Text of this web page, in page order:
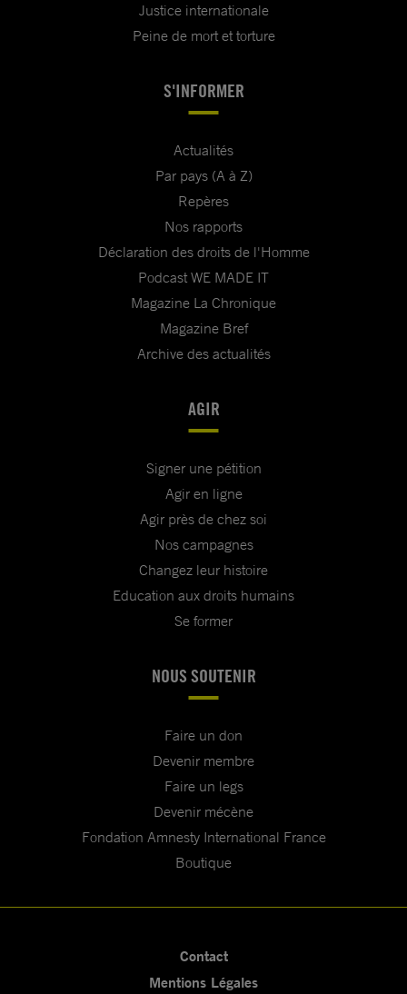
Justice internationale
Peine de mort et torture
S'INFORMER
Actualités
Par pays (A à Z)
Repères
Nos rapports
Déclaration des droits de l'Homme
Podcast WE MADE IT
Magazine La Chronique
Magazine Bref
Archive des actualités
AGIR
Signer une pétition
Agir en ligne
Agir près de chez soi
Nos campagnes
Changez leur histoire
Education aux droits humains
Se former
NOUS SOUTENIR
Faire un don
Devenir membre
Faire un legs
Devenir mécène
Fondation Amnesty International France
Boutique
Contact
Mentions Légales